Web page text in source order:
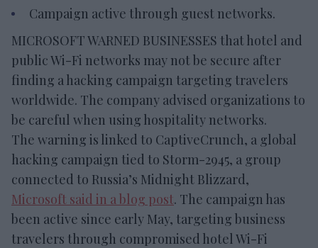
Campaign active through guest networks.
MICROSOFT WARNED BUSINESSES that hotel and
public Wi-Fi networks may not be secure after
finding a hacking campaign targeting travelers
worldwide. The company advised organizations to
be careful when using hospitality networks.
The warning is linked to CaptiveCrunch, a global
hacking campaign tied to Storm-2945, a group
connected to Russia’s Midnight Blizzard,
Microsoft said in a blog post. The campaign has
been active since early May, targeting business
travelers through compromised hotel Wi-Fi